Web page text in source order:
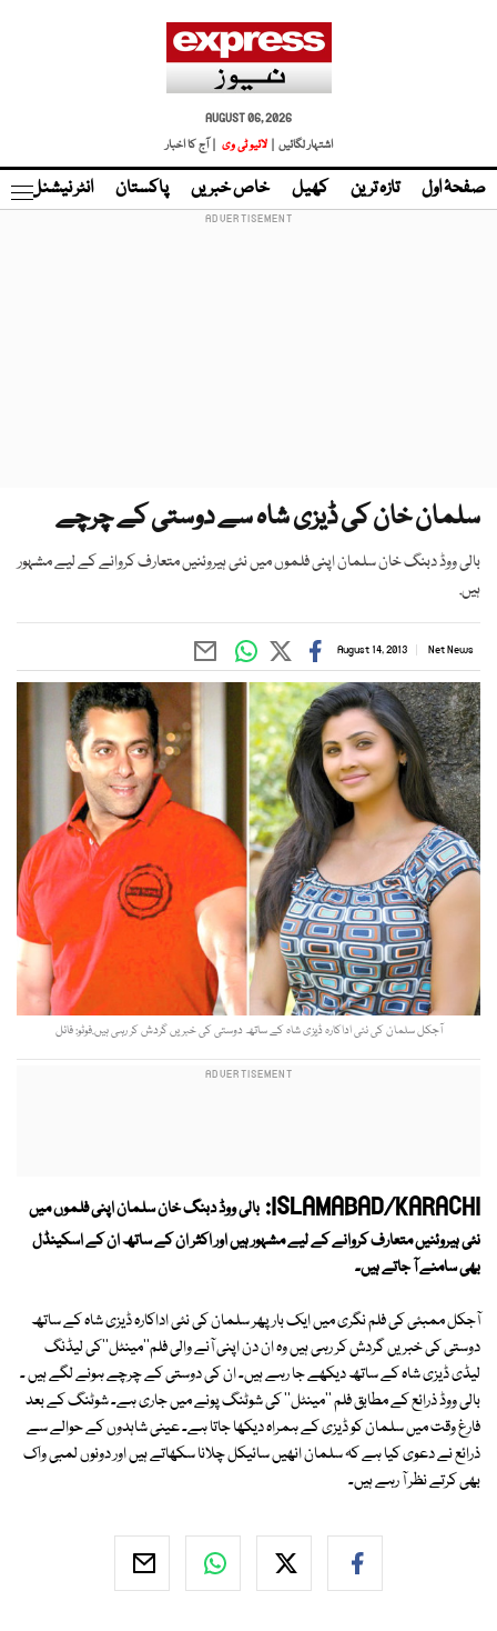
AUGUST 06, 2026
اشتہار لگائیں |
لائیو ٹی وی | آج کا اخبار
صفحۂ اول تازہ ترین کھیل خاص خبریں پاکستان انٹر نیشنل
سلمان خان کی ڈیزی شاہ سے دوستی کے چرچے
بالی ووڈ دبنگ خان سلمان اپنی فلموں میں نئی ہیروئنیں متعارف کروانے کے لیے مشہور
ہیں.
Net News
August 14, 2013
آجکل سلمان کی نئی اداکارہ ڈیزی شاہ کے ساتھ دوستی کی خبریں گردش کر رہی ہیں.فوٹو: فائل
ISLAMABAD/KARACHI: بالی ووڈ دبنگ خان سلمان اپنی فلموں میں
نئی ہیروئنیں متعارف کروانے کے لیے مشہور ہیں اور اکثر ان کے ساتھ ان کے اسکینڈل
بھی سامنے آ جاتے ہیں۔
آجکل ممبئی کی فلم نگری میں ایک بار پھر سلمان کی نئی اداکارہ ڈیزی شاہ کے ساتھ
دوستی کی خبریں گردش کر رہی ہیں وہ ان دن اپنی آنے والی فلم''مینٹل''کی لیڈنگ
لیڈی ڈیزی شاہ کے ساتھ دیکھے جا رہے ہیں۔ ان کی دوستی کے چرچے ہونے لگے ہیں ۔
بالی ووڈ ذرائع کے مطابق فلم ''مینٹل'' کی شوٹنگ پونے میں جاری ہے۔ شوٹنگ کے بعد
فارغ وقت میں سلمان کو ڈیزی کے ہمراہ دیکھا جاتا ہے۔ عینی شاہدوں کے حوالے سے
ذرائع نے دعوی کیا ہے کہ سلمان انھیں سائیکل چلانا سکھاتے ہیں اور دونوں لمبی واک
بھی کرتے نظر آ رہے ہیں۔